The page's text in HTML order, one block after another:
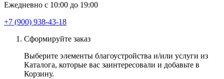
Ежедневно с 10:00 до 19:00
+7 (900) 938-43-18
Сформируйте заказ
Выберите элементы благоустройства и/или услуги из
Каталога, которые вас заинтересовали и добавьте в
Корзину.